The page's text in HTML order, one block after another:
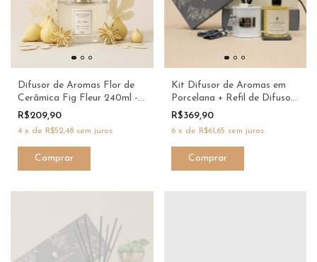
Difusor de Aromas Flor de
Cerâmica Fig Fleur 240ml -
ProAloe
R$209,90
4 x de R$52,48 sem juros
Kit Difusor de Aromas em
Porcelana + Refil de Difusor
350ml Orquídea Negra -
M.Victoria
R$369,90
6 x de R$61,65 sem juros